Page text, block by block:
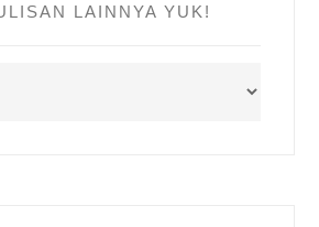
LAINNYA YUK!